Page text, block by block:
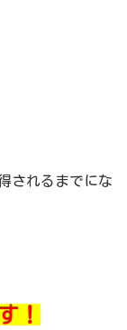
されるまでにな
！